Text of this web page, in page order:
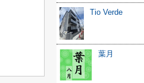
Tio Verde
葉月